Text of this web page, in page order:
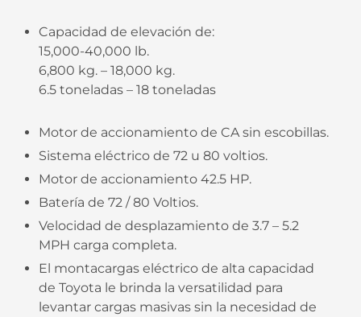
Capacidad de elevación de:
15,000-40,000 lb.
6,800 kg. – 18,000 kg.
6.5 toneladas – 18 toneladas
Motor de accionamiento de CA sin escobillas.
Sistema eléctrico de 72 u 80 voltios.
Motor de accionamiento 42.5 HP.
Batería de 72 / 80 Voltios.
Velocidad de desplazamiento de 3.7 – 5.2
MPH carga completa.
El montacargas eléctrico de alta capacidad
de Toyota le brinda la versatilidad para
levantar cargas masivas sin la necesidad de